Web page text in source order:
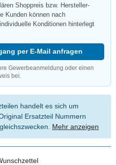
Shoppreis bzw. Hersteller-
Kunden können nach
Konditionen hinterlegt
per E-Mail anfragen
Gewerbeanmeldung oder einen
bei.
handelt es sich um
Ersatzteil Nummern
Mehr anzeigen